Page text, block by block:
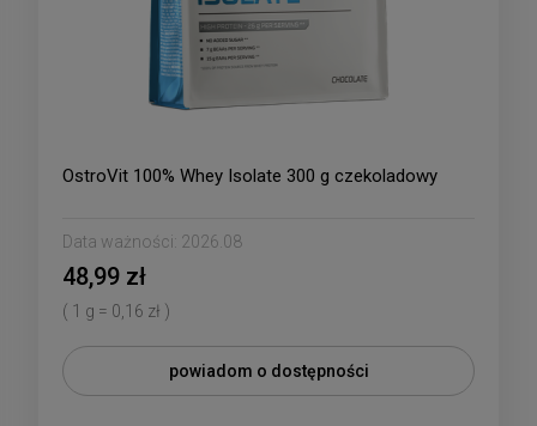
OstroVit 100% Whey Isolate 300 g czekoladowy
Data ważności: 2026.08
48,99 zł
( 1 g = 0,16 zł )
powiadom o dostępności